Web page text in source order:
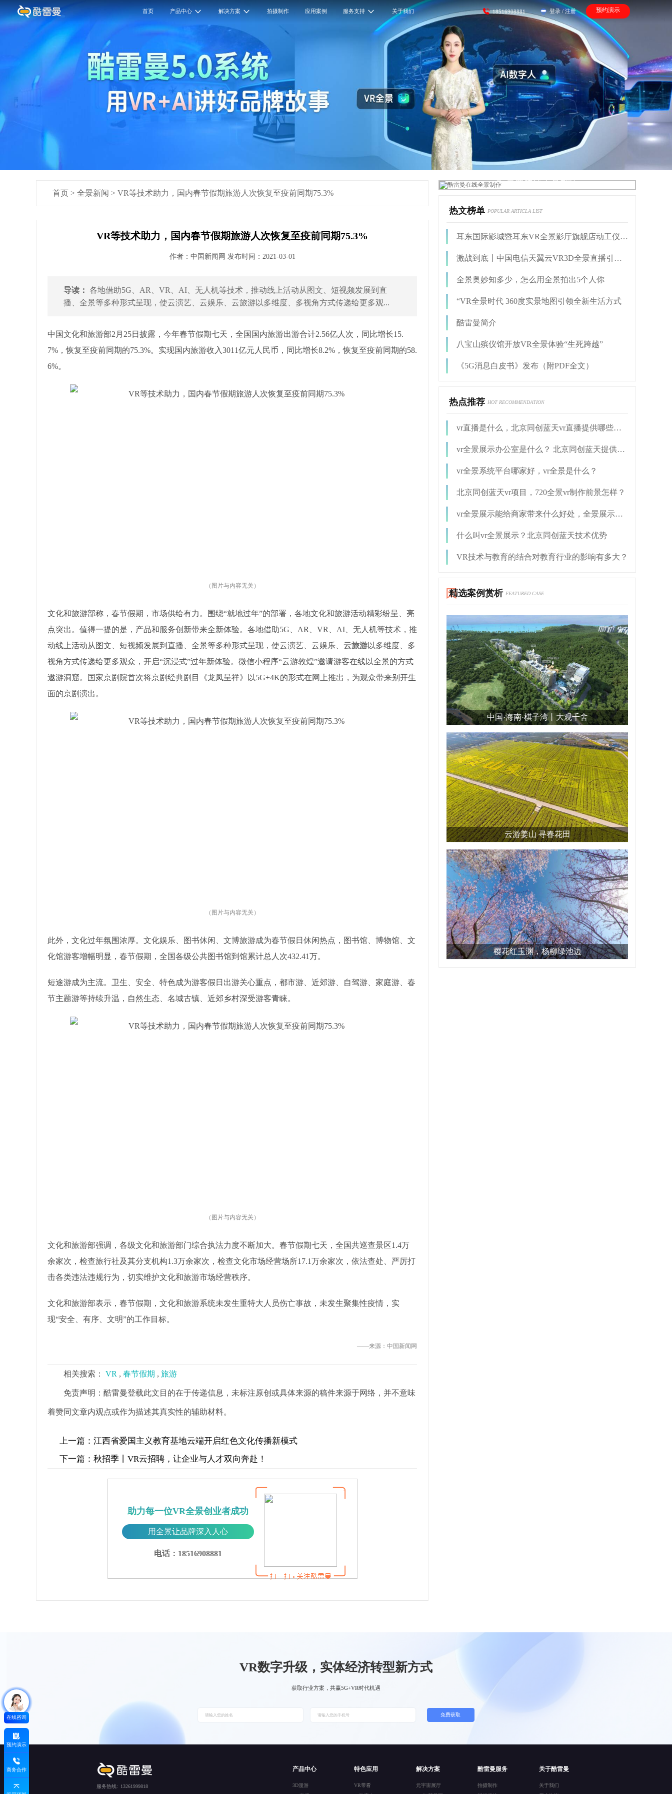
首页 产品中心 解决方案 拍摄制作 应用案例 服务支持 关于我们 18516908881 登录 / 注册 预约演示
首页 > 全景新闻 > VR等技术助力，国内春节假期旅游人次恢复至疫前同期75.3%
VR等技术助力，国内春节假期旅游人次恢复至疫前同期75.3%
作者：中国新闻网 发布时间：2021-03-01
导读： 各地借助5G、AR、VR、AI、无人机等技术，推动线上活动从图文、短视频发展到直
播、全景等多种形式呈现，使云演艺、云娱乐、云旅游以多维度、多视角方式传递给更多观...
中国文化和旅游部2月25日披露，今年春节假期七天，全国国内旅游出游合计2.56亿人次，同比增长15.
7%，恢复至疫前同期的75.3%。实现国内旅游收入3011亿元人民币，同比增长8.2%，恢复至疫前同期的58.
6%。
（图片与内容无关）
文化和旅游部称，春节假期，市场供给有力。围绕“就地过年”的部署，各地文化和旅游活动精彩纷呈、亮
点突出。值得一提的是，产品和服务创新带来全新体验。各地借助5G、AR、VR、AI、无人机等技术，推
动线上活动从图文、短视频发展到直播、全景等多种形式呈现，使云演艺、云娱乐、 云旅游以多维度、多
视角方式传递给更多观众，开启“沉浸式”过年新体验。微信小程序“云游敦煌”邀请游客在线以全景的方式
遨游洞窟。国家京剧院首次将京剧经典剧目《龙凤呈祥》以5G+4K的形式在网上推出，为观众带来别开生
面的京剧演出。
（图片与内容无关）
此外，文化过年氛围浓厚。文化娱乐、图书休闲、文博旅游成为春节假日休闲热点，图书馆、博物馆、文
化馆游客增幅明显，春节假期，全国各级公共图书馆到馆累计总人次432.41万。
短途游成为主流。卫生、安全、特色成为游客假日出游关心重点，都市游、近郊游、自驾游、家庭游、春
节主题游等持续升温，自然生态、名城古镇、近郊乡村深受游客青睐。
（图片与内容无关）
文化和旅游部强调，各级文化和旅游部门综合执法力度不断加大。春节假期七天，全国共巡查景区1.4万
余家次，检查旅行社及其分支机构1.3万余家次，检查文化市场经营场所17.1万余家次，依法查处、严厉打
击各类违法违规行为，切实维护文化和旅游市场经营秩序。
文化和旅游部表示，春节假期，文化和旅游系统未发生重特大人员伤亡事故，未发生聚集性疫情，实
现“安全、有序、文明”的工作目标。
——来源：中国新闻网
相关搜索： VR , 春节假期 , 旅游
免责声明：酷雷曼登载此文目的在于传递信息，未标注原创或具体来源的稿件来源于网络，并不意味
着赞同文章内观点或作为描述其真实性的辅助材料。
上一篇： 江西省爱国主义教育基地云端开启红色文化传播新模式
下一篇： 秋招季丨VR云招聘，让企业与人才双向奔赴！
助力每一位VR全景创业者成功
用全景让品牌深入人心
电话：18516908881
酷雷曼在线全景制作
热文榜单 POPULAR ARTICLA LIST
耳东国际影城暨耳东VR全景影厅旗舰店动工仪式盛大举行
激战到底丨中国电信天翼云VR3D全景直播引燃拳击热火
全景奥妙知多少，怎么用全景拍出5个人你
“VR全景时代 360度实景地图引领全新生活方式
酷雷曼简介
八宝山殡仪馆开放VR全景体验“生死跨越”
《5G消息白皮书》发布（附PDF全文）
热点推荐 HOT RECOMMENDATION
vr直播是什么，北京同创蓝天vr直播提供哪些解决方案？
vr全景展示办公室是什么？ 北京同创蓝天提供什么支持
vr全景系统平台哪家好，vr全景是什么？
北京同创蓝天vr项目，720全景vr制作前景怎样？
vr全景展示能给商家带来什么好处，全景展示是什么？
什么叫vr全景展示？北京同创蓝天技术优势
VR技术与教育的结合对教育行业的影响有多大？
精选案例赏析 FEATURED CASE
中国·海南·棋子湾丨大观千舍
云游姜山 寻春花田
樱花红玉渊，杨柳绿池边
在线咨询
预约演示
商务合作
VR数字升级，实体经济转型新方式
获取行业方案，共赢5G+VR时代机遇
免费获取
服务热线: 13261999818
产品中心
3D漫游
特色应用
VR带看
解决方案
元宇宙展厅
酷雷曼服务
拍摄制作
关于酷雷曼
关于我们